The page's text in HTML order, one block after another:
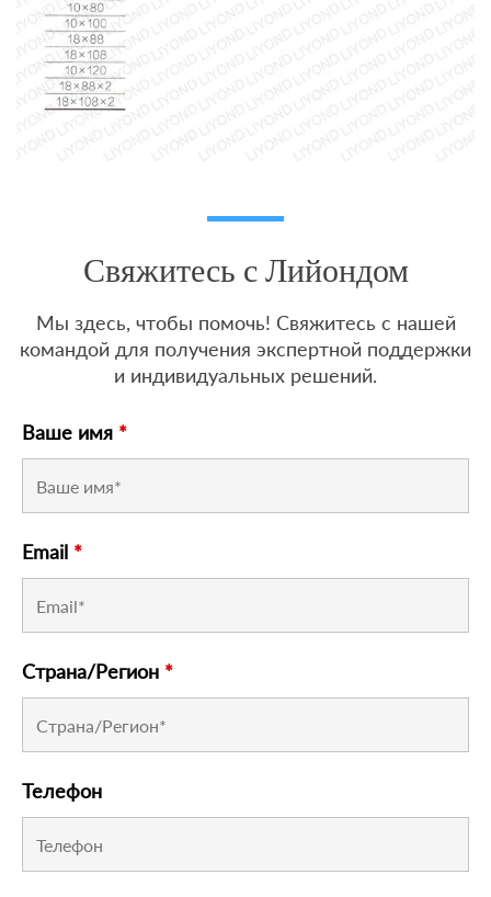
Свяжитесь с Лийондом
Мы здесь, чтобы помочь! Свяжитесь с нашей
командой для получения экспертной поддержки
и индивидуальных решений.
Ваше имя *
Email *
Страна/Регион *
Телефон